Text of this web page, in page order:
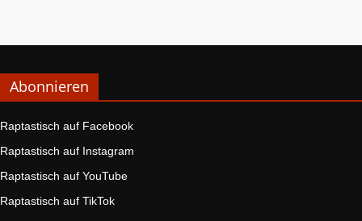
Abonnieren
Raptastisch auf Facebook
Raptastisch auf Instagram
Raptastisch auf YouTube
Raptastisch auf TikTok